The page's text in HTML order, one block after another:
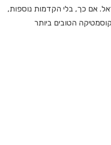
אם כך, בלי הקדמות נוספות,
הטובים ביותר